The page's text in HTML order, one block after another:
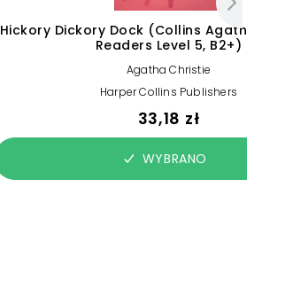
Hickory Dickory Dock (Collins Agatha
Readers Level 5, B2+)
Agatha Christie
Harper Collins Publishers
33,18 zł
WYBRANO